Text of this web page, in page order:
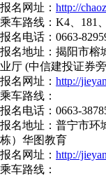
报名网址： http://
乘车路线：K4、181
报名电话：0663-
报名地址：揭阳市榕
业厅 (中信建投证券
报名网址： http://
乘车路线：
报名电话：0663-
报名地址：普宁市环
栋）华图教育
报名网址： http://
乘车路线：